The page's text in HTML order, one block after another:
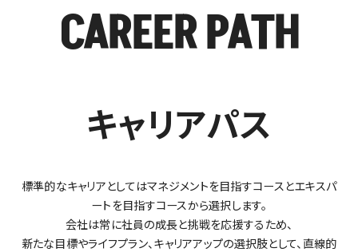
CAREER PATH
キャリアパス
標準的なキャリアとしてはマネジメントを目指すコースとエキスパ
ートを目指すコースから選択します。
会社は常に社員の成長と挑戦を応援するため、
新たな目標やライフプラン、キャリアアップの選択肢として、直線的